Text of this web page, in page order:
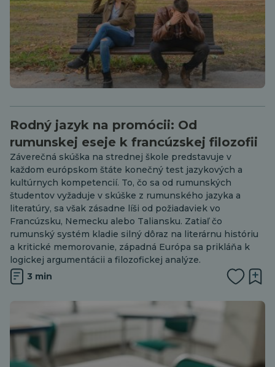
Rodný jazyk na promócii: Od
rumunskej eseje k francúzskej filozofii
Záverečná skúška na strednej škole predstavuje v
každom európskom štáte konečný test jazykových a
kultúrnych kompetencií. To, čo sa od rumunských
študentov vyžaduje v skúške z rumunského jazyka a
literatúry, sa však zásadne líši od požiadaviek vo
Francúzsku, Nemecku alebo Taliansku. Zatiaľ čo
rumunský systém kladie silný dôraz na literárnu históriu
a kritické memorovanie, západná Európa sa prikláňa k
logickej argumentácii a filozofickej analýze.
3 min